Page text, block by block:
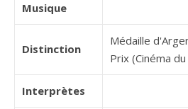
Musique
Distinction
Médaille
Prix (Cinéma
Interprètes